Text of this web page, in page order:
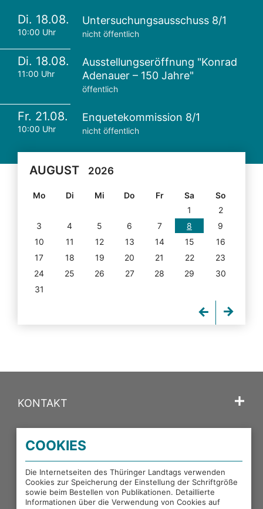
Di. 18.08.
10:00 Uhr
Untersuchungsausschuss 8/1
nicht öffentlich
Di. 18.08.
11:00 Uhr
Ausstellungseröffnung "Konrad
Adenauer – 150 Jahre"
öffentlich
Fr. 21.08.
10:00 Uhr
Enquetekommission 8/1
nicht öffentlich
AUGUST 2026
Mo Di Mi Do Fr Sa
So
1
2
3
4 5 6 7 8
9
10
11 12 13 14 15
16
17
18 19 20 21 22
23
24
25 26 27 28 29
30
31
KONTAKT
PORTALE DES THÜRINGER LANDTAGS
EXTERNE LINKS
COOKIES
Die Internetseiten des Thüringer Landtags verwenden
Cookies zur Speicherung der Einstellung der Schriftgröße
sowie beim Bestellen von Publikationen. Detaillierte
Informationen über die Verwendung von Cookies auf